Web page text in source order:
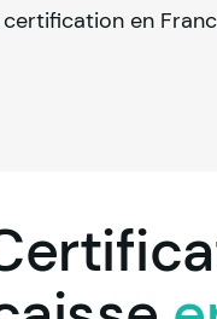
en